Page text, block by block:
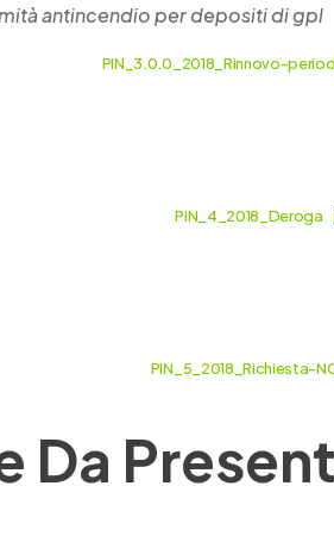
antincendio per depositi di gpl
PIN_3.0.0_2018_Rinnovo-
PIN_4_2018_Deroga
PIN_5_2018_Richiesta-
Da